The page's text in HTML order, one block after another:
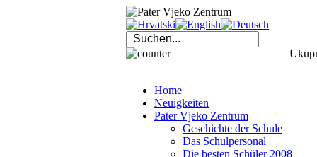
Home
Neuigkeiten
Pater Vjeko Zentrum
Geschichte der Schule
Das Schulpersonal
Die besten Schüler 2008